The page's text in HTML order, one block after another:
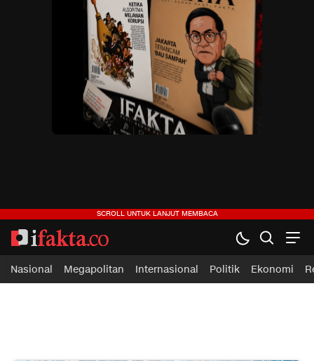
ifakta.co
#pastibenar
Nasional Megapolitan Internasional Politik Ekonomi